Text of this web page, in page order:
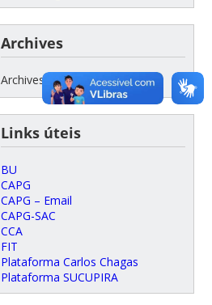
Archives
Archives
Links úteis
BU
CAPG
CAPG – Email
CAPG-SAC
CCA
FIT
Plataforma Carlos Chagas
Plataforma SUCUPIRA